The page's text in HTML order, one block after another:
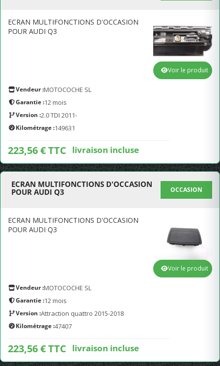
ECRAN MULTIFONCTIONS D'OCCASION
POUR AUDI Q3
Vendeur :MOTOCOCHE SL
Garantie :12 mois
Version :2.0 TDI 2011-
Kilométrage :149631
223,56 € TTC livraison incluse
Voir le produit
ECRAN MULTIFONCTIONS D'OCCASION
POUR AUDI Q3
OCCASION
ECRAN MULTIFONCTIONS D'OCCASION
POUR AUDI Q3
Vendeur :MOTOCOCHE SL
Garantie :12 mois
Version :Attraction quattro 2015-2018
Kilométrage :47407
223,56 € TTC livraison incluse
Voir le produit